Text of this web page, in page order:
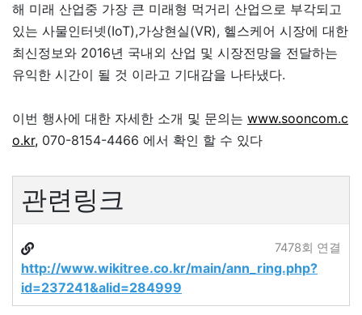
해 미래 산업중 가장 큰 미래형 먹거리 산업으로 부각되고
있는 사물인터넷(IoT),가상현실(VR), 헬스케어 시장에 대한
최신정보와 2016년 국내외 산업 및 시장전망을 전달하는
유익한 시간이 될 것 이라고 기대감을 나타냈다.
이번 행사에 대한 자세한 소개 및 문의는 www.sooncom.c
o.kr, 070-8154-4466 에서 확인 할 수 있다
관련링크
http://www.wikitree.co.kr/main/ann_ring.php?
id=237241&alid=284999
7478회 연결